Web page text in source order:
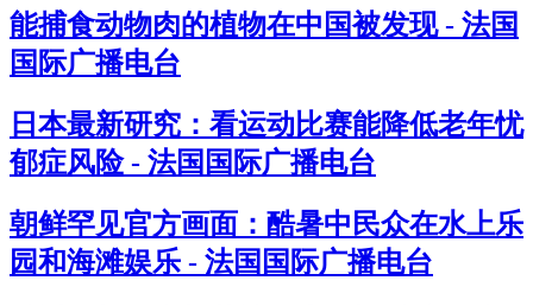
能捕食动物肉的植物在中国被发现 - 法国
国际广播电台
日本最新研究：看运动比赛能降低老年忧
郁症风险 - 法国国际广播电台
朝鲜罕见官方画面：酷暑中民众在水上乐
园和海滩娱乐 - 法国国际广播电台